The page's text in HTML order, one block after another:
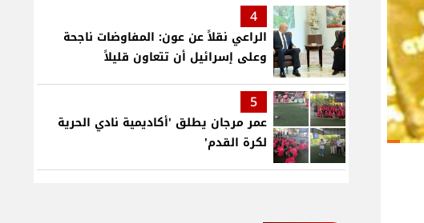
4
الراعي نقلاً عن عون: المفاوضات ناجحة
وعلى إسرائيل أن تتعاون قليلاً
5
عمر مرجان يطلق 'أكاديمية نادي الحرية
لكرة القدم'